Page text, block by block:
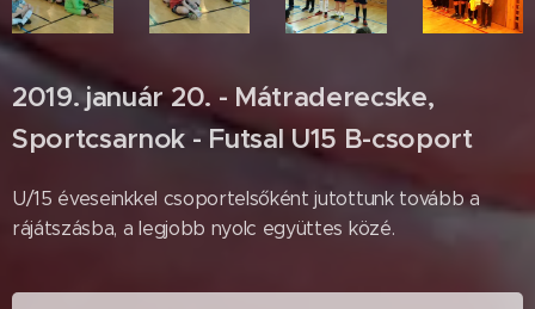
2019. január 20. - Mátraderecske,
Sportcsarnok - Futsal U15 B-csoport
U/15 éveseinkkel csoportelsőként jutottunk tovább a
rájátszásba, a legjobb nyolc együttes közé.